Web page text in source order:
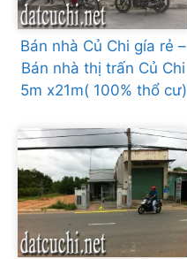
Bán nhà Củ Chi gía rẻ –
Bán nhà thị trấn Củ Chi
5m x21m( 100% thổ cư)